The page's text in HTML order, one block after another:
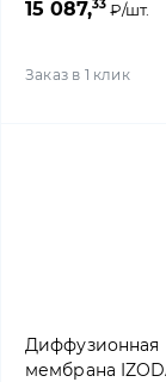
15 087,33 ₽/шт.
Заказ в 1 клик
Диффузионная
мембрана